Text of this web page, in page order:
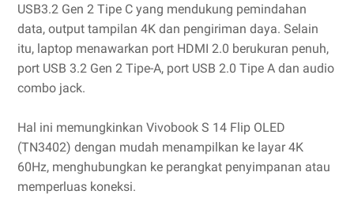
USB3.2 Gen 2 Tipe C yang mendukung pemindahan
data, output tampilan 4K dan pengiriman daya. Selain
itu, laptop menawarkan port HDMI 2.0 berukuran penuh,
port USB 3.2 Gen 2 Tipe-A, port USB 2.0 Tipe A dan audio
combo jack.
Hal ini memungkinkan Vivobook S 14 Flip OLED
(TN3402) dengan mudah menampilkan ke layar 4K
60Hz, menghubungkan ke perangkat penyimpanan atau
memperluas koneksi.